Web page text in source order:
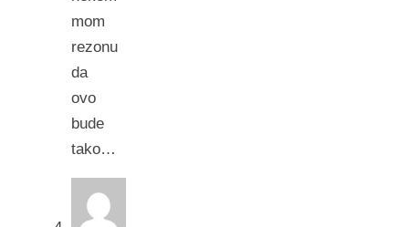
mom
rezonu
da
ovo
bude
tako…